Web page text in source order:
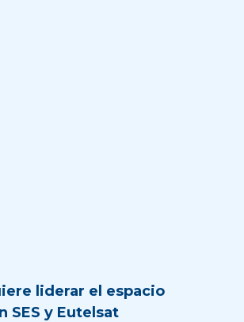
liderar el espacio
SES y Eutelsat